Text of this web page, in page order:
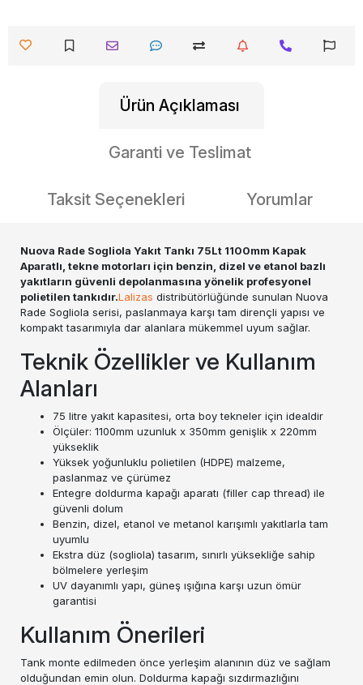
Ürün Açıklaması
Garanti ve Teslimat
Taksit Seçenekleri Yorumlar
Nuova Rade Sogliola Yakıt Tankı 75Lt 1100mm Kapak
Aparatlı, tekne motorları için benzin, dizel ve etanol bazlı
yakıtların güvenli depolanmasına yönelik profesyonel
polietilen tankıdır.Lalizas distribütörlüğünde sunulan Nuova
Rade Sogliola serisi, paslanmaya karşı tam dirençli yapısı ve
kompakt tasarımıyla dar alanlara mükemmel uyum sağlar.
Teknik Özellikler ve Kullanım
Alanları
75 litre yakıt kapasitesi, orta boy tekneler için idealdir
Ölçüler: 1100mm uzunluk x 350mm genişlik x 220mm
yükseklik
Yüksek yoğunluklu polietilen (HDPE) malzeme,
paslanmaz ve çürümez
Entegre doldurma kapağı aparatı (filler cap thread) ile
güvenli dolum
Benzin, dizel, etanol ve metanol karışımlı yakıtlarla tam
uyumlu
Ekstra düz (sogliola) tasarım, sınırlı yüksekliğe sahip
bölmelere yerleşim
UV dayanımlı yapı, güneş ışığına karşı uzun ömür
garantisi
Kullanım Önerileri
Tank monte edilmeden önce yerleşim alanının düz ve sağlam
olduğundan emin olun. Doldurma kapağı sızdırmazlığını